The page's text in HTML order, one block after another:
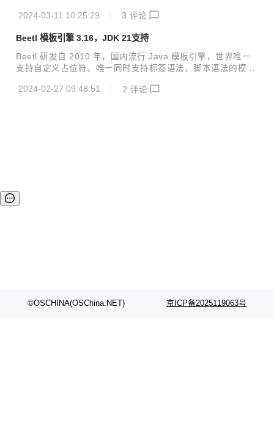
验 多库使用 性能测试 插件支持 本次调整： 合并PR：适配sql
取 代码生成新增是否允许null BeetlSQL 核心功能 BeetlSQL
核心 功能 sql-core 核心包，封装了 JDBC 操作，SQL 文件管
理，注解的注解管理 sql-fetch 类似 Hibernate 那样提供 @F
2024-03-11 10:25:29 3 评论
Beetl 模板引擎 3.16，JDK 21支持
Beetl 研发自 2010 年，国内流行 Java 模板引擎，世界唯一
支持自定义占位符，唯一同时支持标签语法，脚本语法的模板
能测试 表达式引擎性能测试 本次修复 Beetl 潜在安全漏洞修
2024-02-27 09:48:51 2 评论
©OSCHINA(OSChina.NET) 京ICP备2025119063号